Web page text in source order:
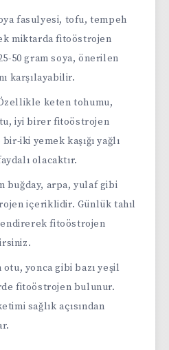
fasulyesi, tofu, tempeh
miktarda fitoöstrojen
50 gram soya, önerilen
karşılayabilir.
keten tohumu,
iyi birer fitoöstrojen
bir-iki yemek kaşığı yağlı
olacaktır.
buğday, arpa, yulaf gibi
içeriklidir. Günlük tahıl
fitoöstrojen
otu, yonca gibi bazı yeşil
fitoöstrojen bulunur.
sağlık açısından